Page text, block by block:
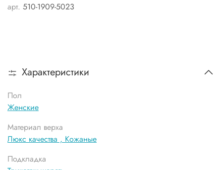
арт. 510-1909-5023
Характеристики
Пол
Женские
Материал верха
Люкс качества , Кожаные
Подкладка